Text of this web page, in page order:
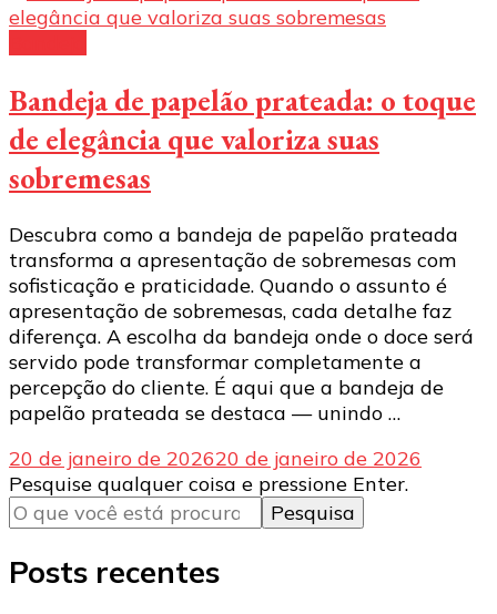
Bandeja de papelão prateada: o toque
de elegância que valoriza suas
sobremesas
Descubra como a bandeja de papelão prateada
transforma a apresentação de sobremesas com
sofisticação e praticidade. Quando o assunto é
apresentação de sobremesas, cada detalhe faz
diferença. A escolha da bandeja onde o doce será
servido pode transformar completamente a
percepção do cliente. É aqui que a bandeja de
papelão prateada se destaca — unindo …
20 de janeiro de 202620 de janeiro de 2026
Procurando
algo?
Pesquise qualquer coisa e pressione Enter.
Posts recentes